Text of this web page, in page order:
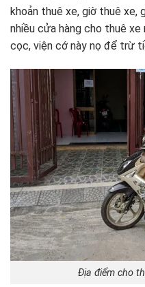
khoản thuê xe, giờ thuê xe,
nhiều cửa hàng cho thuê
cọc, viện cớ này nọ để trừ
Địa điểm cho